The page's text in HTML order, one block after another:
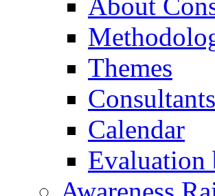
Themes
Consultants
Calendar
Evaluation